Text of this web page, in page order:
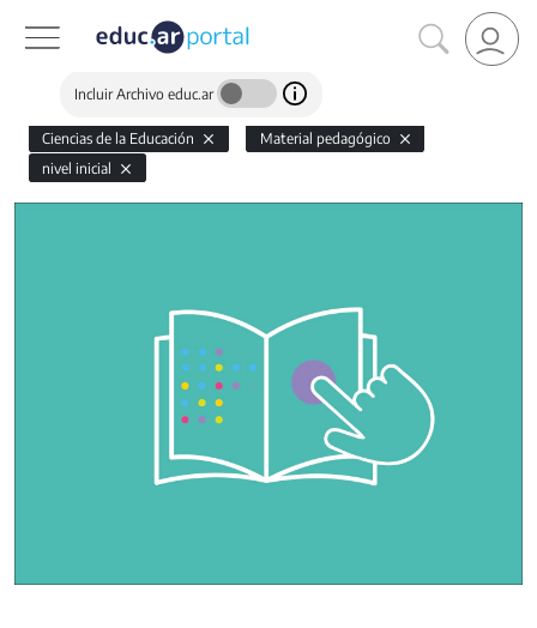
Incluir Archivo educ.ar
Ciencias de la Educación
Material pedagógico
nivel inicial